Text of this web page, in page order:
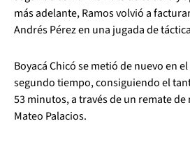
más adelante, Ramos volvió a
Andrés Pérez en una jugada de
Boyacá Chicó se metió de nuevo en
segundo tiempo, consiguiendo el
53 minutos, a través de un remate
Mateo Palacios.